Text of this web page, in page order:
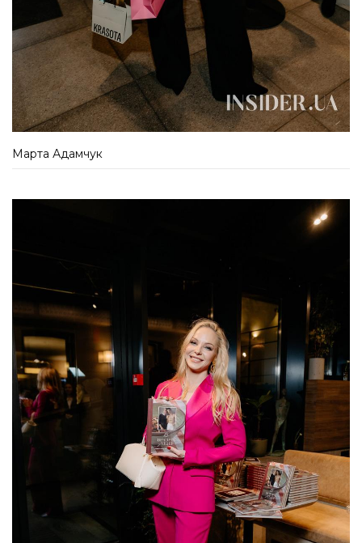
Марта Адамчук